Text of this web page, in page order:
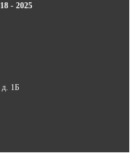
- 2025
д. 1Б